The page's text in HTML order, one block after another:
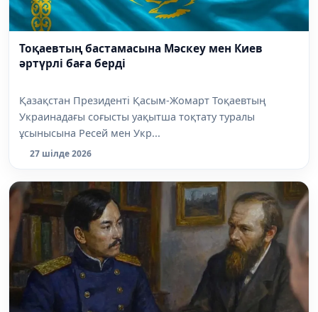
Тоқаевтың бастамасына Мәскеу мен Киев
әртүрлі баға берді
Қазақстан Президенті Қасым-Жомарт Тоқаевтың
Украинадағы соғысты уақытша тоқтату туралы
ұсынысына Ресей мен Укр...
27 шілде 2026